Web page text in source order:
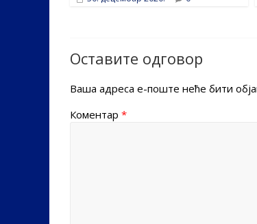
Оставите одговор
Ваша адреса е-поште неће бити
Коментар *